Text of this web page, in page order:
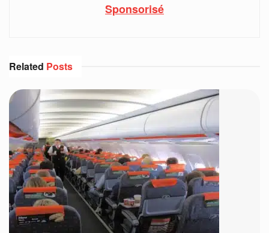
Sponsorisé
Related Posts